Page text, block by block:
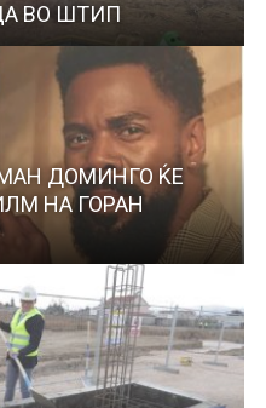
ВО ШТИП
ДОМИНГО ЌЕ
НА ГОРАН